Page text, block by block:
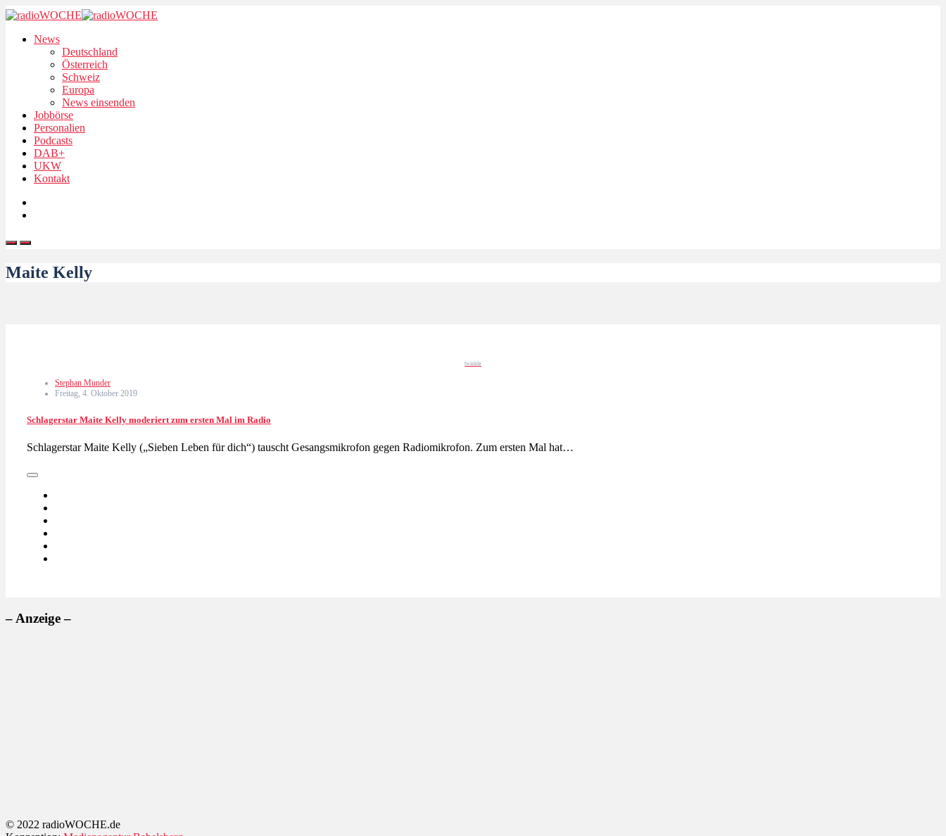
News
Deutschland
Österreich
Schweiz
Europa
News einsenden
Jobbörse
Personalien
Podcasts
DAB+
UKW
Kontakt
Maite Kelly
twinkle
Stephan Munder
Freitag, 4. Oktober 2019
Schlagerstar Maite Kelly moderiert zum ersten Mal im Radio
Schlagerstar Maite Kelly („Sieben Leben für dich“) tauscht Gesangsmikrofon gegen Radiomikrofon. Zum ersten Mal hat…
– Anzeige –
© 2022 radioWOCHE.de